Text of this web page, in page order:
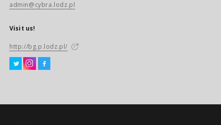
admin@cybra.lodz.pl
Visit us!
http://bg.p.lodz.pl/